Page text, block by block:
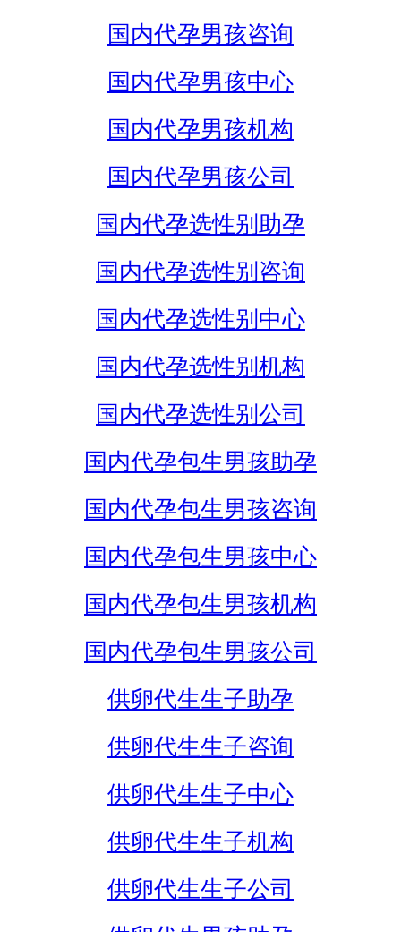
国内代孕男孩咨询
国内代孕男孩中心
国内代孕男孩机构
国内代孕男孩公司
国内代孕选性别助孕
国内代孕选性别咨询
国内代孕选性别中心
国内代孕选性别机构
国内代孕选性别公司
国内代孕包生男孩助孕
国内代孕包生男孩咨询
国内代孕包生男孩中心
国内代孕包生男孩机构
国内代孕包生男孩公司
供卵代生生子助孕
供卵代生生子咨询
供卵代生生子中心
供卵代生生子机构
供卵代生生子公司